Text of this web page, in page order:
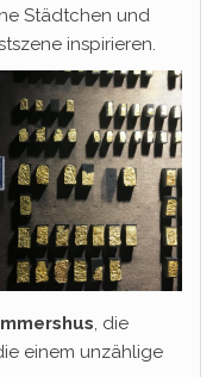
Städtchen und
inspirieren.
, die
einem unzählige